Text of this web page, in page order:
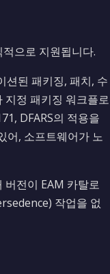
으로 지원됩니다.
션된 패키징, 패치, 수
지정 패키징 워크플로
DFARS의 적용을
어, 소프트웨어가 노
전이 EAM 카탈로
작업을 없